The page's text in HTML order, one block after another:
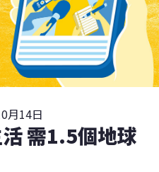
月14日
需1.5個地球